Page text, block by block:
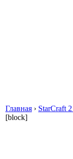
Главная › StarCraft
[block]